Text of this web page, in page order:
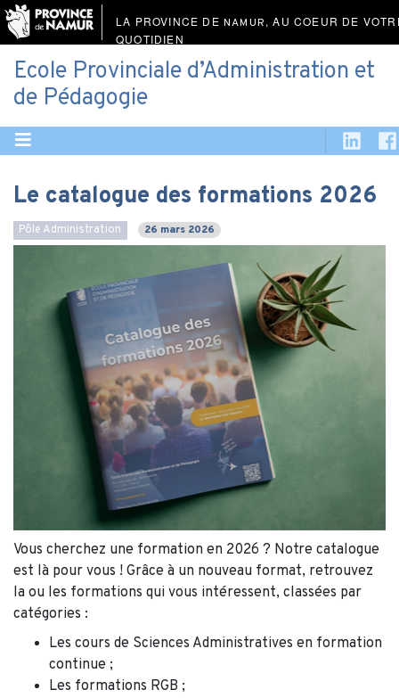
LA PROVINCE DE NAMUR, AU COEUR DE
QUOTIDIEN
Ecole Provinciale d’Administration et
de Pédagogie
Le catalogue des formations 2026
Pôle Administration 26 mars 2026
Vous cherchez une formation en 2026 ? Notre catalogue
est là pour vous ! Grâce à un nouveau format, retrouvez
la ou les formations qui vous intéressent, classées par
catégories :
Les cours de Sciences Administratives en formation
continue ;
Les formations RGB ;